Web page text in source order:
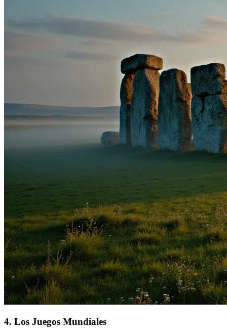
4. Los Juegos Mundiales